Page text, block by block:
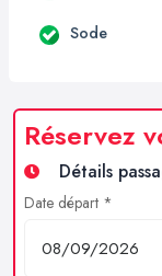
Sode
Réservez
Détails
Date départ *